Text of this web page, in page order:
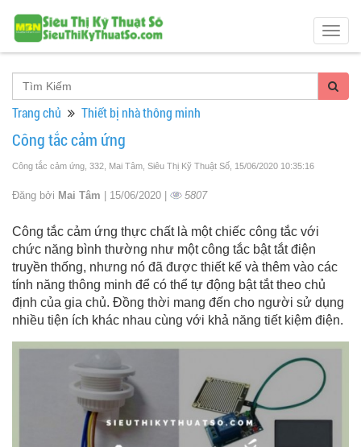
Trang chủ Thiết bị nhà thông minh
Công tắc cảm ứng
Công tắc cảm ứng, 332, Mai Tâm, Siêu Thị Kỹ Thuật Số , 15/06/2020 10:35:16
Đăng bởi Mai Tâm | 15/06/2020 | 5807
Công tắc cảm ứng thực chất là một chiếc công tắc với
chức năng bình thường như một công tắc bật tắt điện
truyền thống, nhưng nó đã được thiết kế và thêm vào các
tính năng thông minh để có thể tự động bật tắt theo chủ
định của gia chủ. Đồng thời mang đến cho người sử dụng
nhiều tiện ích khác nhau cùng với khả năng tiết kiệm điện.